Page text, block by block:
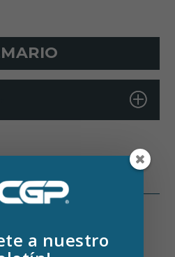
EN CADA
a nuestro